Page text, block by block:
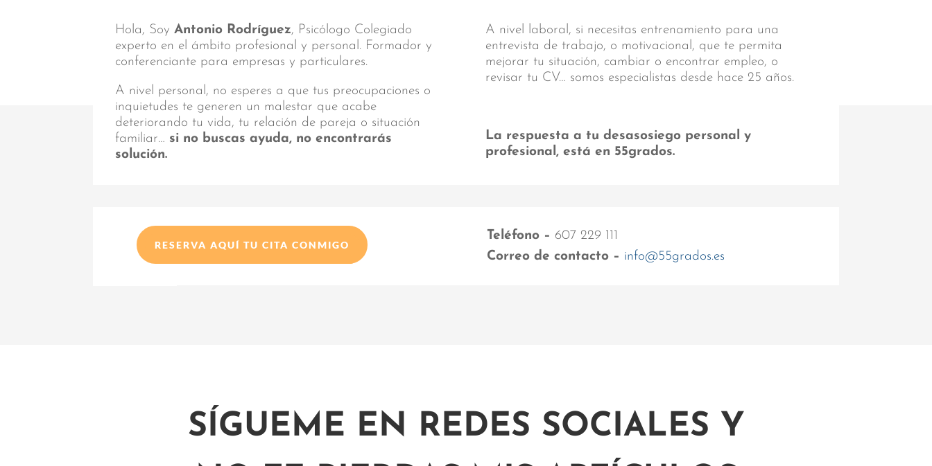
Hola, SoyAntonio Rodríguez, Psicólogo Colegiado
experto en el ámbito profesional y personal. Formador y
conferenciante para empresas y particulares.
A nivel personal, no esperes a que tus preocupaciones o
inquietudes te generen un malestar que acabe
deteriorando tu vida, tu relación de pareja o situación
familiar… si no buscas ayuda, no encontrarás
solución.
A nivel laboral, si necesitas entrenamiento para una
entrevista de trabajo, o motivacional, que te permita
mejorar tu situación, cambiar o encontrar empleo, o
revisar tu CV… somos especialistas desde hace 25 años.
La respuesta a tu desasosiego personal y
profesional, está en 55grados.
RESERVA AQUÍ TU CITA CONMIGO
Teléfono – 607 229 111
Correo de contacto – info@55grados.es
SÍGUEME EN REDES SOCIALES Y